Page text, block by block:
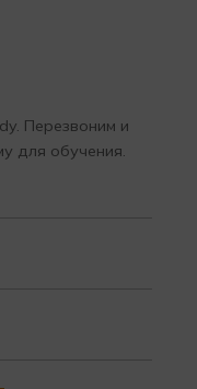
Перезвоним и
для обучения.